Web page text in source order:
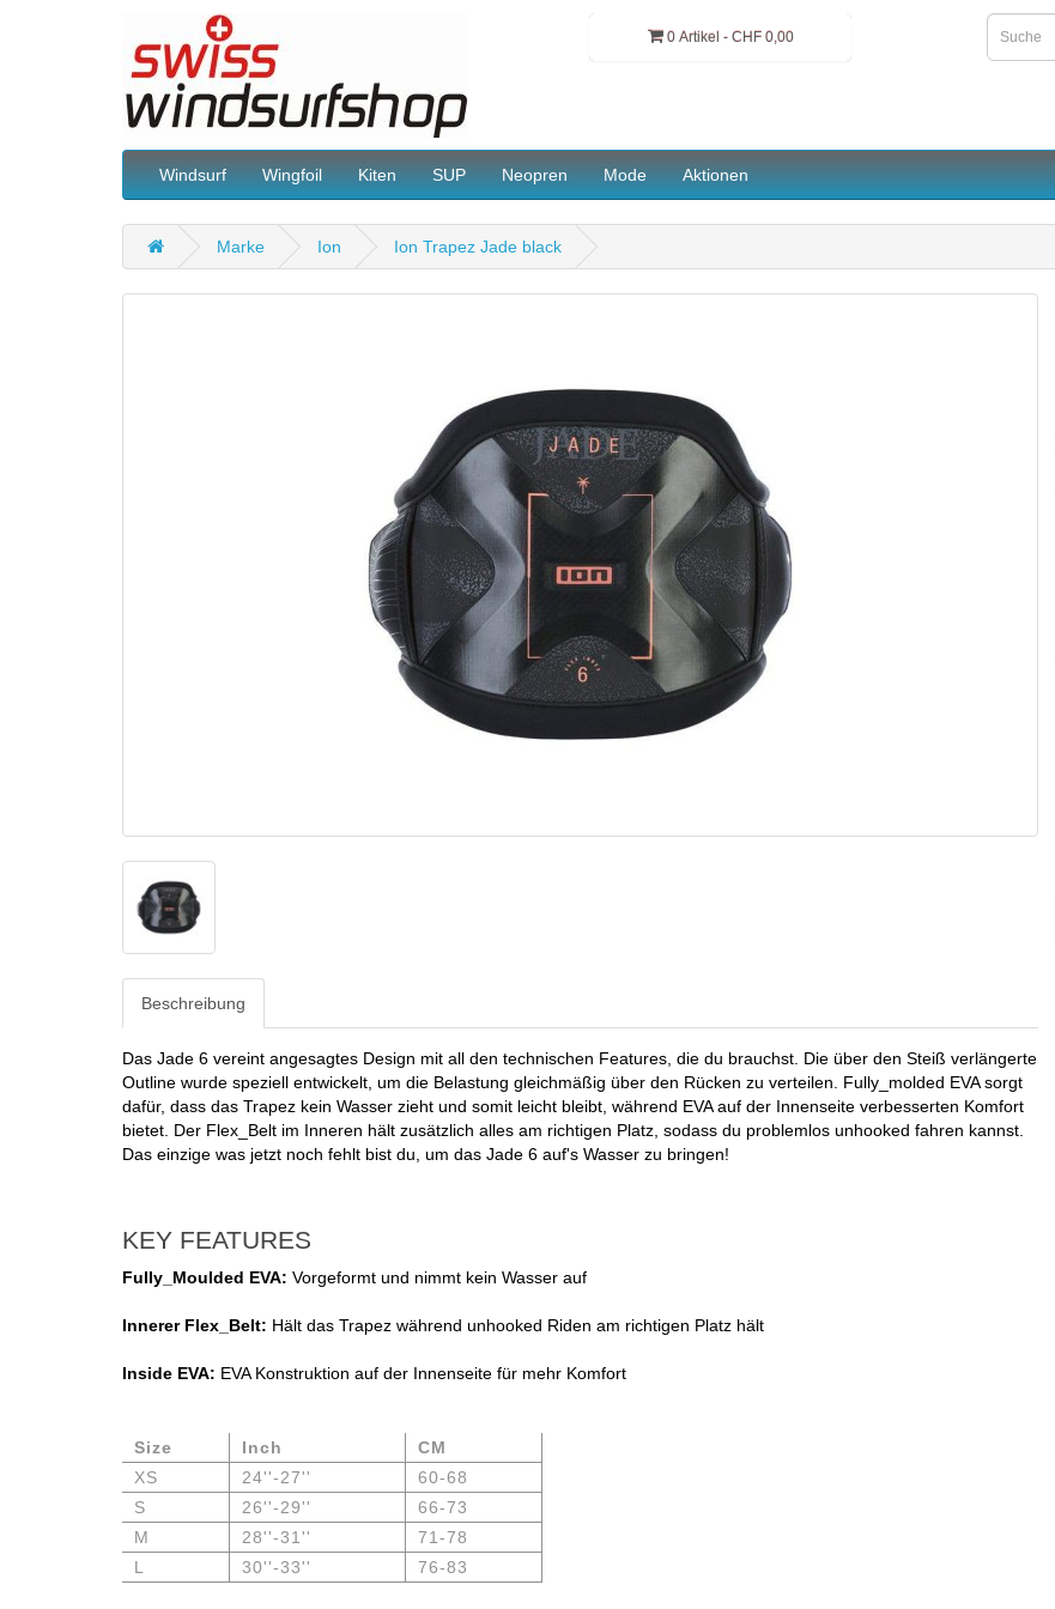
0 Artikel - CHF 0,00
Windsurf Wingfoil Kiten SUP Neopren Mode Aktionen
Marke Ion Ion Trapez Jade black
Beschreibung
Das Jade 6 vereint angesagtes Design mit all den technischen Features, die du brauchst. Die über den Steiß verlängerte
Outline wurde speziell entwickelt, um die Belastung gleichmäßig über den Rücken zu verteilen. Fully_molded EVA sorgt
dafür, dass das Trapez kein Wasser zieht und somit leicht bleibt, während EVA auf der Innenseite verbesserten Komfort
bietet. Der Flex_Belt im Inneren hält zusätzlich alles am richtigen Platz, sodass du problemlos unhooked fahren kannst.
Das einzige was jetzt noch fehlt bist du, um das Jade 6 auf's Wasser zu bringen!
KEY FEATURES
Fully_Moulded EVA: Vorgeformt und nimmt kein Wasser auf
Innerer Flex_Belt: Hält das Trapez während unhooked Riden am richtigen Platz hält
Inside EVA: EVA Konstruktion auf der Innenseite für mehr Komfort
Size Inch
CM
XS
24''-27''
60-68
S
26''-29''
66-73
M
28''-31''
71-78
L
30''-33'' 76-83